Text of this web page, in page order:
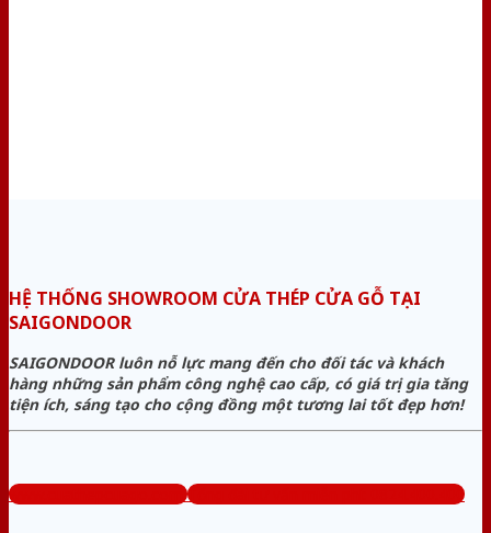
HỆ THỐNG SHOWROOM CỬA THÉP CỬA GỖ TẠI
SAIGONDOOR
SAIGONDOOR luôn nỗ lực mang đến cho đối tác và khách
hàng những sản phẩm công nghệ cao cấp, có giá trị gia tăng
tiện ích, sáng tạo cho cộng đồng một tương lai tốt đẹp hơn!
www.cuathepcuago.com Tổng đài tư vấn miễn phí: 0824.400.400